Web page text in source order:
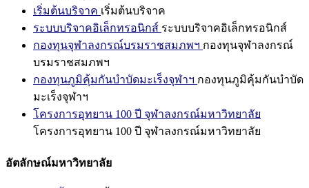
เริ่มต้นบริจาค เริ่มต้นบริจาค
ระบบบริจาคอิเล็กทรอนิกส์ ระบบบริจาคอิเล็กทรอนิกส์
กองทุนจุฬาลงกรณ์บรมราชสมภพฯ กองทุนจุฬาลงกรณ์
บรมราชสมภพฯ
กองทุนภูมิคุ้มกันบำบัดมะเร็งจุฬาฯ กองทุนภูมิคุ้มกันบำบัด
มะเร็งจุฬาฯ
โครงการอุทยาน 100 ปี จุฬาลงกรณ์มหาวิทยาลัย
โครงการอุทยาน 100 ปี จุฬาลงกรณ์มหาวิทยาลัย
อัตลักษณ์มหาวิทยาลัย